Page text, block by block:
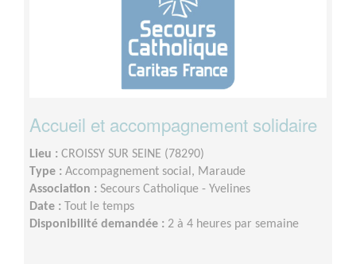
Accueil et accompagnement solidaire
Lieu : CROISSY SUR SEINE (78290)
Type : Accompagnement social, Maraude
Association : Secours Catholique - Yvelines
Date :
Tout le temps
Disponibilité demandée : 2 à 4 heures par semaine